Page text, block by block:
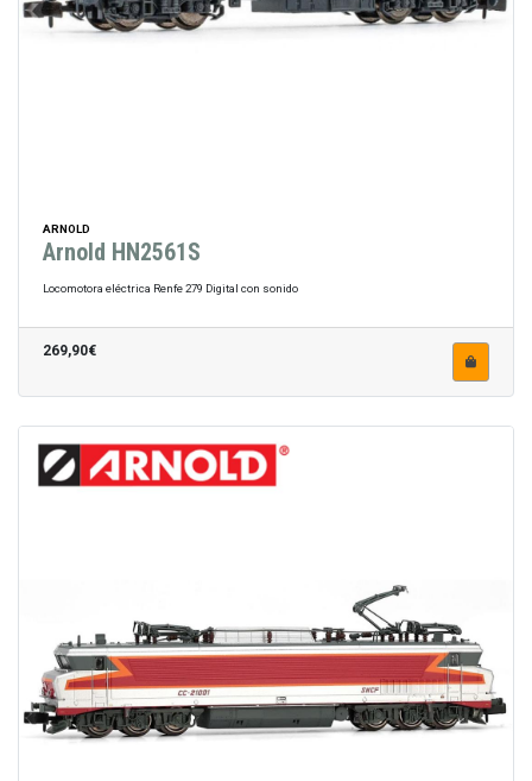
ARNOLD
Arnold HN2561S
Locomotora eléctrica Renfe 279 Digital con sonido
269,90€